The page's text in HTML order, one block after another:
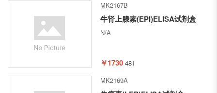
MK2167B
牛肾上腺素(EPI)ELISA试剂盒
N/A
￥1730 48T
MK2169A